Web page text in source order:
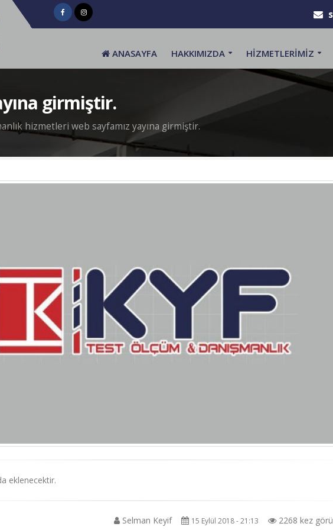
ANASAYFA HAKKIMIZDA HİZMETLERİMİZ
girmiştir.
hizmetleri web sayfamız yayına girmiştir.
eklenecektir.
Selman Keyif 15 Eylül 2018 - 21:13 2268 kez